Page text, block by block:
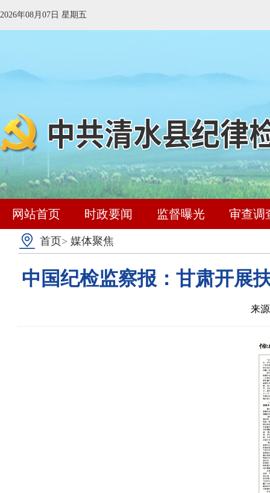
2026年08月07日 星期五
网站首页 时政要闻 监督曝光 审查调
首页> 媒体聚焦
中国纪检监察报：甘肃开展
来